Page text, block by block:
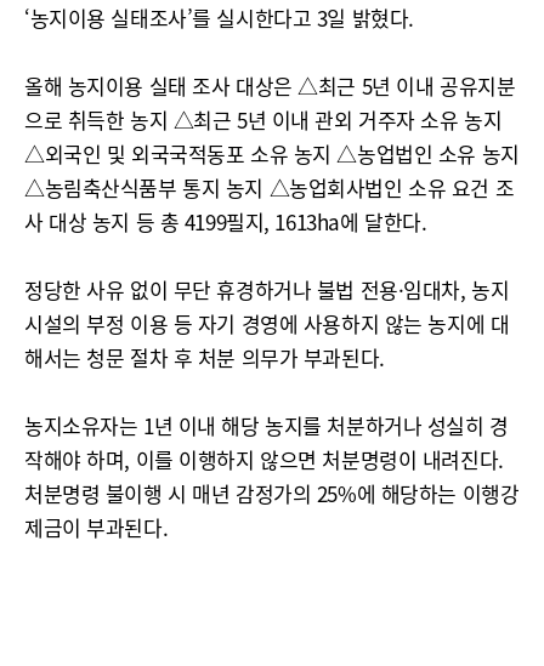
‘농지이용 실태조사’를 실시한다고 3일 밝혔다.
올해 농지이용 실태 조사 대상은 △최근 5년 이내 공유지분
으로 취득한 농지 △최근 5년 이내 관외 거주자 소유 농지
△외국인 및 외국국적동포 소유 농지 △농업법인 소유 농지
△농림축산식품부 통지 농지 △농업회사법인 소유 요건 조
사 대상 농지 등 총 4199필지, 1613ha에 달한다.
정당한 사유 없이 무단 휴경하거나 불법 전용·임대차, 농지
시설의 부정 이용 등 자기 경영에 사용하지 않는 농지에 대
해서는 청문 절차 후 처분 의무가 부과된다.
농지소유자는 1년 이내 해당 농지를 처분하거나 성실히 경
작해야 하며, 이를 이행하지 않으면 처분명령이 내려진다.
처분명령 불이행 시 매년 감정가의 25%에 해당하는 이행강
제금이 부과된다.